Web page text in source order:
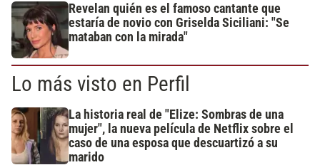
Revelan quién es el famoso cantante que
estaría de novio con Griselda Siciliani: "Se
mataban con la mirada"
Lo más visto en Perfil
La historia real de "Elize: Sombras de una
mujer", la nueva película de Netflix sobre el
caso de una esposa que descuartizó a su
marido